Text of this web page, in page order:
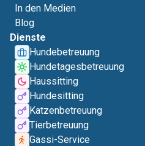
In den Medien
Blog
Dienste
Hundebetreuung
Hundetagesbetreuung
Haussitting
Hundesitting
Katzenbetreuung
Tierbetreuung
Gassi-Service